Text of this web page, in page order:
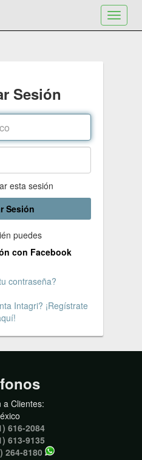
Toggle
Sesión
esta sesión
Sesión
puedes
con Facebook
contraseña?
Intagri? ¡Regístrate
a Clientes:
616-2084
613-9135
264-8180